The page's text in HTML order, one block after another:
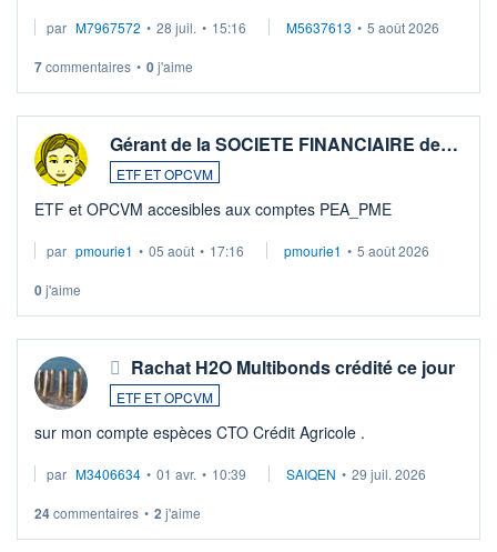
par M7967572 • 28 juil. • 15:16 M5637613 • 5 août 2026
7commentaires • 0j'aime
Gérant de la SOCIETE FINANCIAIRE de…
ETF ET OPCVM
ETF et OPCVM accesibles aux comptes PEA_PME
par pmourie1 • 05 août • 17:16 pmourie1 • 5 août 2026
0j'aime
Rachat H2O Multibonds crédité ce jour
ETF ET OPCVM
sur mon compte espèces CTO Crédit Agricole .
par M3406634 • 01 avr. • 10:39 SAIQEN • 29 juil. 2026
24commentaires • 2 j'aime